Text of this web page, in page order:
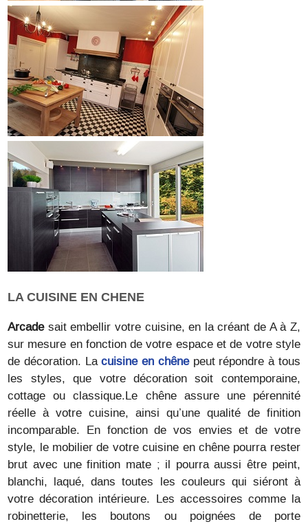
LA CUISINE EN CHENE
Arcadesait embellir votre cuisine, en la créant de A à Z,
sur mesure en fonction de votre espace et de votre style
de décoration. La cuisine en chêne peut répondre à tous
les styles, que votre décoration soit contemporaine,
cottage ou classique.Le chêne assure une pérennité
réelle à votre cuisine, ainsi qu’une qualité de finition
incomparable. En fonction de vos envies et de votre
style, le mobilier de votre cuisine en chêne pourra rester
brut avec une finition mate ; il pourra aussi être peint,
blanchi, laqué, dans toutes les couleurs qui siéront à
votre décoration intérieure. Les accessoires comme la
robinetterie, les boutons ou poignées de porte